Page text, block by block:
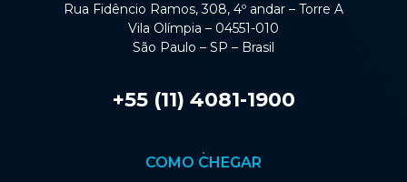
Rua Fidêncio Ramos, 308, 4º andar – Torre A
Vila Olímpia – 04551-010
São Paulo – SP – Brasil
+55 (11) 4081-1900
COMO CHEGAR